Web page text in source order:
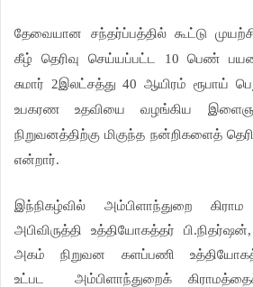
தேவையான சந்தர்ப்பத்தில் கூட்டு
கீழ் தெரிவு செய்யப்பட்ட 10 பெண்
சுமார் 2இலட்சத்து 40 ஆயிரம் ரூபாய்
உபகரண உதவியை வழங்கிய
நிறுவனத்திற்கு மிகுந்த நன்றிகளைத்
என்றார்.
இந்நிகழ்வில் அம்பிளாந்துறை
அபிவிருத்தி உத்தியோகத்தர்
அகம் நிறுவன களப்பணி
உட்பட அம்பிளாந்துறைக்